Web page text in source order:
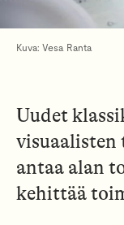
Kuva: Vesa Ranta
Uudet
antaa alan
kehittää